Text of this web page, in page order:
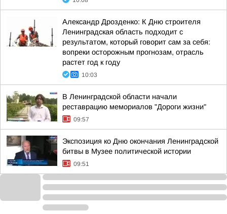
Александр Дрозденко: К Дню строителя
Ленинградская область подходит с
результатом, который говорит сам за себя:
вопреки осторожным прогнозам, отрасль
растет год к году
10:03
В Ленинградской области начали
реставрацию мемориалов "Дороги жизни"
09:57
Экспозиция ко Дню окончания Ленинградской
битвы в Музее политической истории
09:51